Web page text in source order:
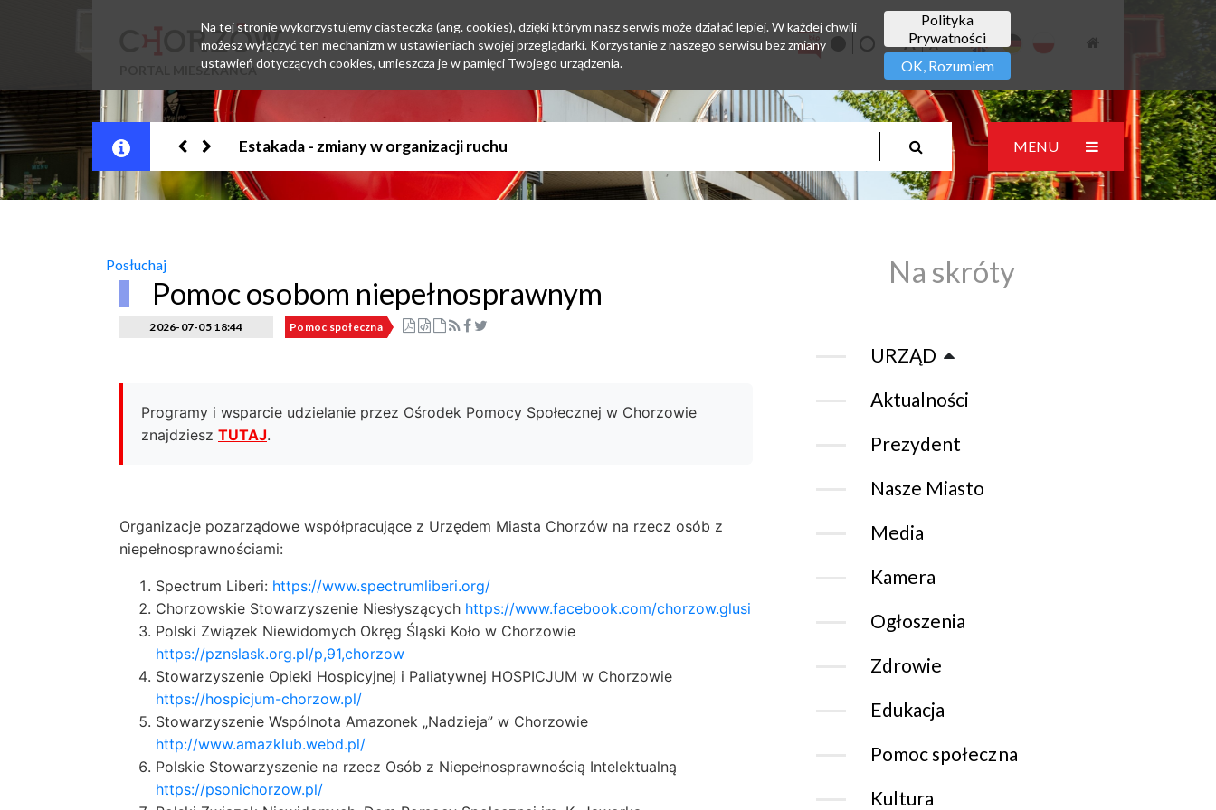
PORTAL MIESZKAŃCA
Jesteśmy w EZD MENU
Posłuchaj
Pomoc osobom niepełnosprawnym
2026-07-05 18:44 Pomoc społeczna
Programy i wsparcie udzielanie przez Ośrodek Pomocy Społecznej w Chorzowie
znajdziesz TUTAJ.
Organizacje pozarządowe współpracujące z Urzędem Miasta Chorzów na rzecz osób z
niepełnosprawnościami:
Spectrum Liberi: https://www.spectrumliberi.org/
Chorzowskie Stowarzyszenie Niesłyszących https://www.facebook.com/chorzow.glusi
Polski Związek Niewidomych Okręg Śląski Koło w Chorzowie
https://pznslask.org.pl/p,91,chorzow
Stowarzyszenie Opieki Hospicyjnej i Paliatywnej HOSPICJUM w Chorzowie
https://hospicjum-chorzow.pl/
Stowarzyszenie Wspólnota Amazonek „Nadzieja” w Chorzowie
http://www.amazklub.webd.pl/
Polskie Stowarzyszenie na rzecz Osób z Niepełnosprawnością Intelektualną
https://psonichorzow.pl/
Na skróty
URZĄD
Aktualności
Prezydent
Nasze Miasto
Media
Kamera
Ogłoszenia
Zdrowie
Edukacja
Pomoc społeczna
Kultura
Polityka
Prywatności
OK, Rozumiem
Na tej stronie wykorzystujemy ciasteczka (ang. cookies), dzięki którym nasz serwis może działać lepiej. W każdej chwili
możesz wyłączyć ten mechanizm w ustawieniach swojej przeglądarki. Korzystanie z naszego serwisu bez zmiany
ustawień dotyczących cookies, umieszcza je w pamięci Twojego urządzenia.